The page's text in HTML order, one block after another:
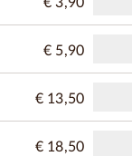
€ 3,90
€ 5,90
€ 13,50
€ 18,50